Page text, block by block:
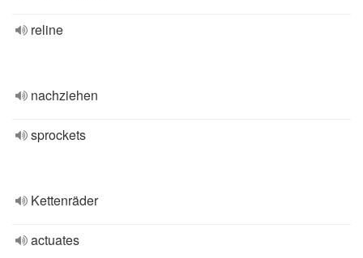
reline
nachziehen
sprockets
Kettenräder
actuates